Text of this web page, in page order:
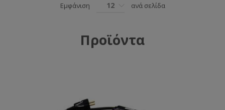
Εμφάνιση 12 ανά σελίδα
Προϊόντα